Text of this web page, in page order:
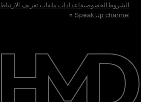
حول
الدعم
UAE
الشروطالخصوصيةإعدادات ملفات تعريف الارتباط
Speak Up channel